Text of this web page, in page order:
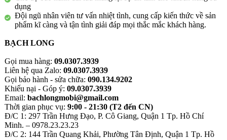
dụng
Đội ngũ nhân viên tư vấn nhiệt tình, cung cấp kiến thức về sản
phẩm kĩ càng và tận tình giải đáp mọi thắc mắc khách hàng.
BẠCH LONG
Gọi mua hàng: 09.0307.3939
Liên hệ qua Zalo: 09.0307.3939
Gọi bảo hành - sửa chữa: 090.134.9202
Khiếu nại - Góp ý: 09.0307.3939
Email: bachlongmobi@gmail.com
Thời gian phục vụ: 9:00 - 21:30 (T2 đến CN)
Đ/C 1: 297 Trần Hưng Đạo, P. Cô Giang, Quận 1 Tp. Hồ Chí
Minh. – 0978.23.23.23
Đ/C 2: 144 Trần Quang Khải, Phường Tân Định, Quận 1 Tp. Hồ